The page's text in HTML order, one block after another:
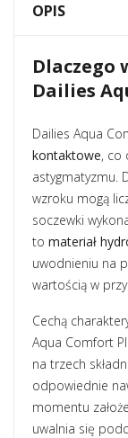
OPIS
Dlaczego
Dailies
Dailies Aqua
kontaktowe, co
astygmatyzmu.
wzroku mogą
soczewki
to materiał
uwodnieniu na
wartością w
Cechą
Aqua Comfort
na trzech
odpowiednie
momentu
uwalnia się